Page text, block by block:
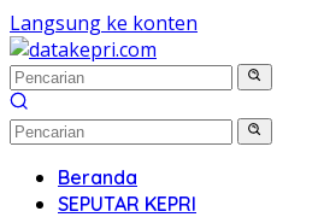
Langsung ke konten
Beranda
SEPUTAR KEPRI